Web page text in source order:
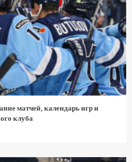
матчей, календарь игр и
клуба